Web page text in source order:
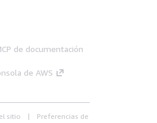
de documentación
de AWS
sitio
Preferencias de